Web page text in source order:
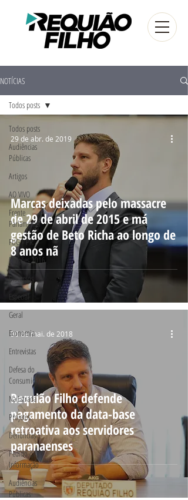
NOTÍCIAS
Todos posts
Audiências
Públicas
Artigos
AO VIVO
Frente
Parlamentar
FUG - PR
Eleições 2016
Discursos
Especial
Geral
Economia
Entrevistas
Defesa do
Consumidor
Na Estrada
Projetos
Denúncias
Pedido de
Informação
Audiências
Públicas
Todos posts
Marcas deixadas pelo massacre
de 29 de abril de 2015 e má
gestão de Beto Richa ao longo de
8 anos nã
29 de abr. de 2019
Requião Filho defende
pagamento da data-base
retroativa aos servidores
paranaenses
30 de mai. de 2018